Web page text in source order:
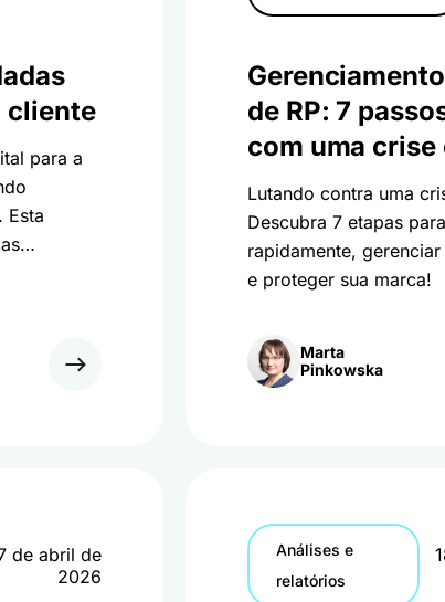
cliente
para a
Esta
de RP: 7
com uma crise
Lutando contra uma
Descubra 7 etapas
rapidamente,
e proteger sua marca!
Marta
Pinkowska
de abril de
2026
Análises e
relatórios